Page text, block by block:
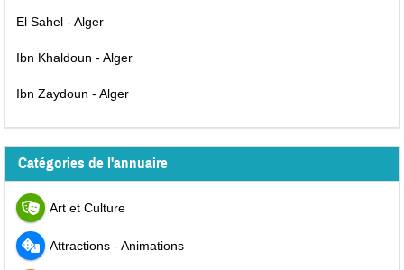
El Sahel - Alger
Ibn Khaldoun - Alger
Ibn Zaydoun - Alger
Catégories de l'annuaire
Art et Culture
Attractions - Animations